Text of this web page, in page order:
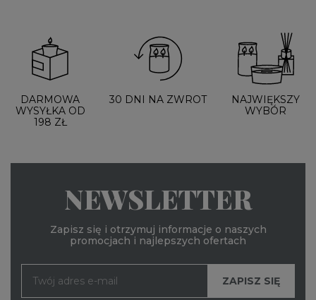
DARMOWA
WYSYŁKA OD
198 ZŁ
30 DNI NA ZWROT
NAJWIĘKSZY
WYBÓR
NEWSLETTER
Zapisz się i otrzymuj informacje o naszych
promocjach i najlepszych ofertach